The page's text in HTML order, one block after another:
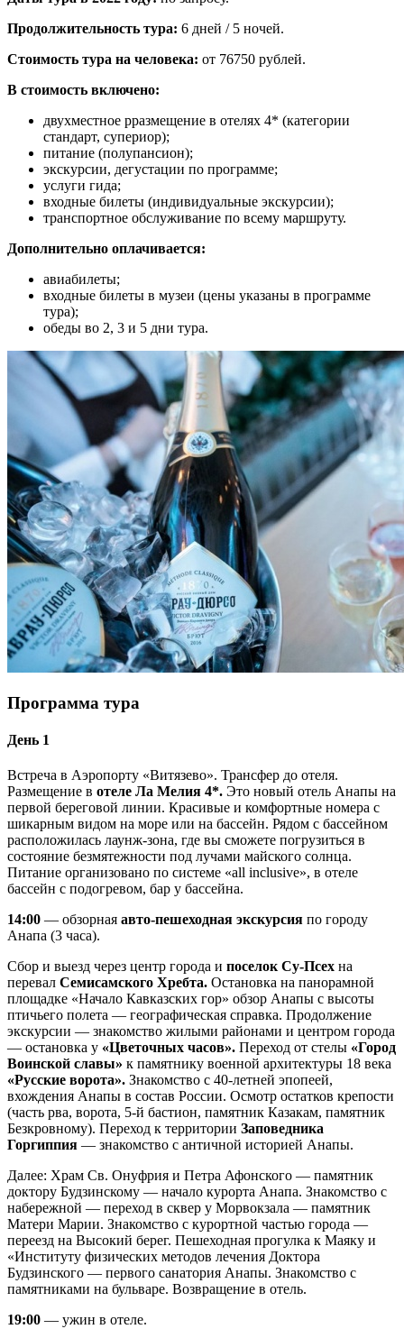
Продолжительность тура: 6 дней / 5 ночей.
Стоимость тура на человека: от 76750 рублей.
В стоимость включено:
двухместное рразмещение в отелях 4* (категории
стандарт, супериор);
питание (полупансион);
экскурсии, дегустации по программе;
услуги гида;
входные билеты (индивидуальные экскурсии);
транспортное обслуживание по всему маршруту.
Дополнительно оплачивается:
авиабилеты;
входные билеты в музеи (цены указаны в программе
тура);
обеды во 2, 3 и 5 дни тура.
Программа тура
День 1
Встреча в Аэропорту «Витязево». Трансфер до отеля.
Размещение в отеле Ла Мелия 4*. Это новый отель Анапы на
первой береговой линии. Красивые и комфортные номера с
шикарным видом на море или на бассейн. Рядом с бассейном
расположилась лаунж-зона, где вы сможете погрузиться в
состояние безмятежности под лучами майского солнца.
Питание организовано по системе «all inclusive», в отеле
бассейн с подогревом, бар у бассейна.
14:00 — обзорная авто-пешеходная экскурсия по городу
Анапа (3 часа).
Сбор и выезд через центр города и поселок Су-Псех на
перевал Семисамского Хребта. Остановка на панорамной
площадке «Начало Кавказских гор» обзор Анапы с высоты
птичьего полета — географическая справка. Продолжение
экскурсии — знакомство жилыми районами и центром города
— остановка у «Цветочных часов». Переход от стелы «Город
Воинской славы» к памятнику военной архитектуры 18 века
«Русские ворота». Знакомство с 40-летней эпопеей,
вхождения Анапы в состав России. Осмотр остатков крепости
(часть рва, ворота, 5-й бастион, памятник Казакам, памятник
Безкровному). Переход к территории Заповедника
Горгиппия — знакомство с античной историей Анапы.
Далее: Храм Св. Онуфрия и Петра Афонского — памятник
доктору Будзинскому — начало курорта Анапа. Знакомство с
набережной — переход в сквер у Морвокзала — памятник
Матери Марии. Знакомство с курортной частью города —
переезд на Высокий берег. Пешеходная прогулка к Маяку и
«Институту физических методов лечения Доктора
Будзинского — первого санатория Анапы. Знакомство с
памятниками на бульваре. Возвращение в отель.
19:00 — ужин в отеле.